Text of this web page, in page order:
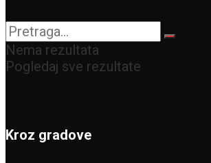
Nema rezultata
Pogledaj sve rezultate
Kroz gradove